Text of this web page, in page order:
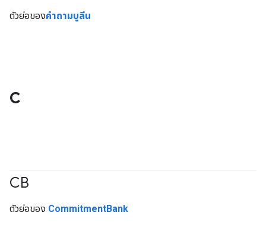
ตัวย่อของคำถามบูลีน
C
CB
ตัวย่อของ CommitmentBank